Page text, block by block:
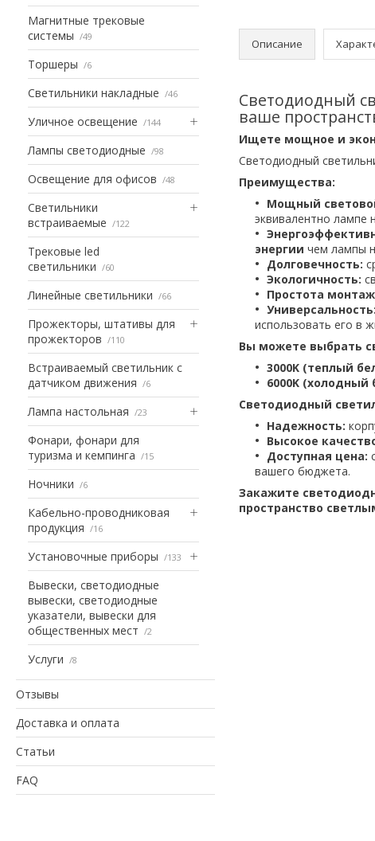
Магнитные трековые
системы
49
Торшеры 6
Светильники накладные 46
Уличное освещение 144
Лампы светодиодные 98
Освещение для офисов 48
Светильники
встраиваемые
122
Трековые led
светильники
60
Линейные светильники 66
Прожекторы, штативы для
прожекторов
110
Встраиваемый светильник с
датчиком движения
6
Лампа настольная 23
Фонари, фонари для
туризма и кемпинга
15
Ночники 6
Кабельно-проводниковая
продукция
16
Установочные приборы 133
Вывески, светодиодные
вывески, светодиодные
указатели, вывески для
общественных мест
2
Услуги 8
Отзывы
Доставка и оплата
Статьи
FAQ
Описание
Светодиодный
ваше
Ищете мощное и
Светодиодный
Преимущества:
Мощный
эквивалентно лампе
энергии чем лампы
Долговечность:
Экологичность:
Простота
Универсальность:
использовать его в
Вы можете выбрать
3000K (теплый
6000K (холодный
Светодиодный
Надежность:
Высокое
Доступная цена:
вашего бюджета.
Закажите
пространство